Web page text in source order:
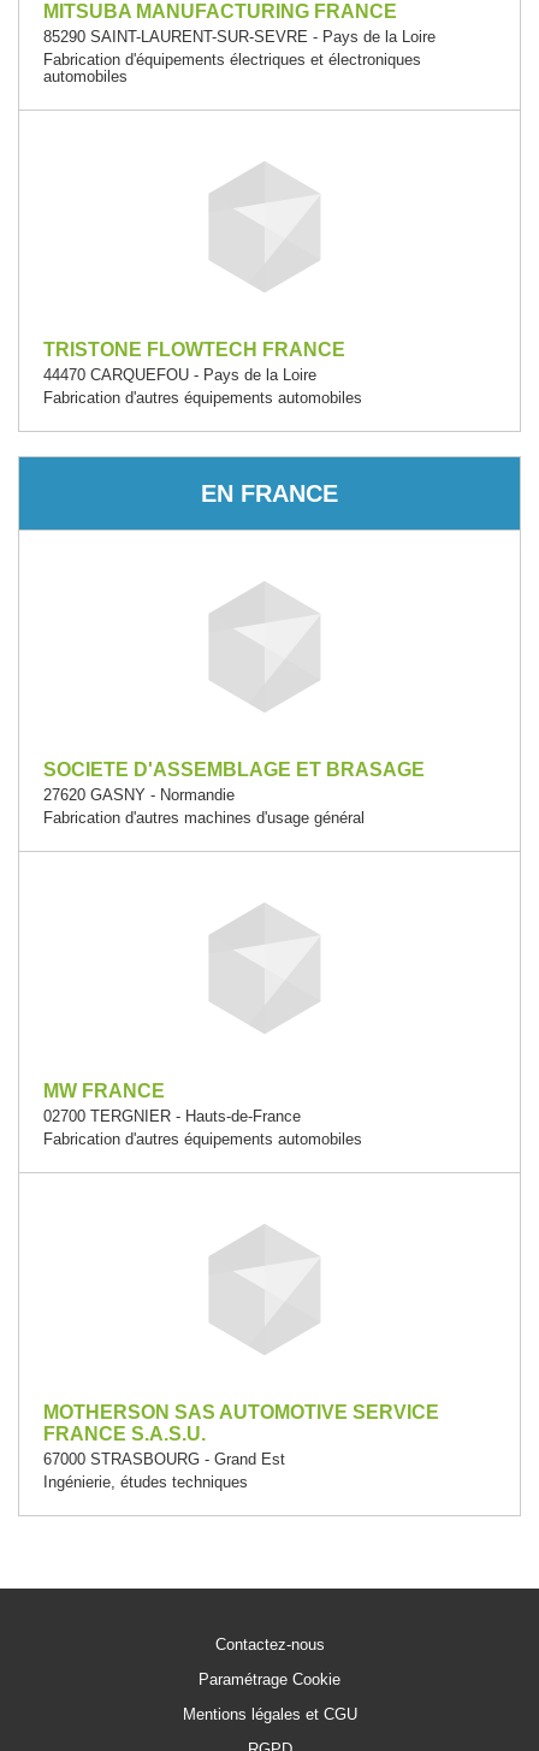
MITSUBA MANUFACTURING FRANCE
85290 SAINT-LAURENT-SUR-SEVRE - Pays de la Loire
Fabrication d'équipements électriques et électroniques
automobiles
TRISTONE FLOWTECH FRANCE
44470 CARQUEFOU - Pays de la Loire
Fabrication d'autres équipements automobiles
EN FRANCE
SOCIETE D'ASSEMBLAGE ET BRASAGE
27620 GASNY - Normandie
Fabrication d'autres machines d'usage général
MW FRANCE
02700 TERGNIER - Hauts-de-France
Fabrication d'autres équipements automobiles
MOTHERSON SAS AUTOMOTIVE SERVICE
FRANCE S.A.S.U.
67000 STRASBOURG - Grand Est
Ingénierie, études techniques
Contactez-nous
Paramétrage Cookie
Mentions légales et CGU